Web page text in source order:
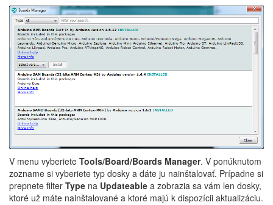
V menu vyberiete Tools/Board/Boards Manager. V ponúknutom
zozname si vyberiete typ dosky a dáte ju nainštalovať. Prípadne si
prepnete filter Type na Updateable a zobrazia sa vám len dosky,
ktoré už máte nainštalované a ktoré majú k dispozícii aktualizáciu.